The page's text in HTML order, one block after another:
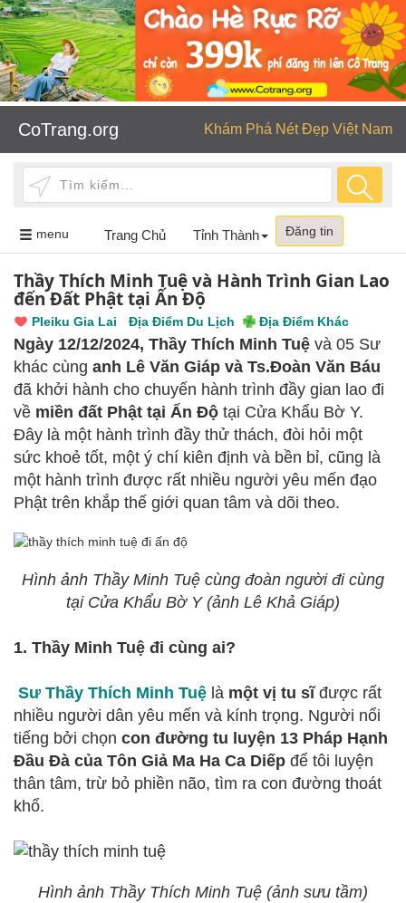
CoTrang.org Khám Phá Nét Đẹp Việt Nam
menu Toggle
navigation
Trang Chủ Tỉnh Thành Đăng tin
Thầy Thích Minh Tuệ và Hành Trình Gian Lao
đến Đất Phật tại Ấn Độ
Pleiku Gia Lai Địa Điểm Du Lịch Địa Điểm Khác
Ngày 12/12/2024, Thầy Thích Minh Tuệ và 05 Sư
khác cùng anh Lê Văn Giáp và Ts.Đoàn Văn Báu
đã khởi hành cho chuyến hành trình đầy gian lao đi
về miền đất Phật tại Ấn Độ tại Cửa Khẩu Bờ Y.
Đây là một hành trình đầy thử thách, đòi hỏi một
sức khoẻ tốt, một ý chí kiên định và bền bỉ, cũng là
một hành trình được rất nhiều người yêu mến đạo
Phật trên khắp thế giới quan tâm và dõi theo.
Hình ảnh Thầy Minh Tuệ cùng đoàn người đi cùng
tại Cửa Khẩu Bờ Y (ảnh Lê Khả Giáp)
1. Thầy Minh Tuệ đi cùng ai?
Sư Thầy Thích Minh Tuệ là một vị tu sĩ được rất
nhiều người dân yêu mến và kính trọng. Người nổi
tiếng bởi chọn con đường tu luyện 13 Pháp Hạnh
Đầu Đà của Tôn Giả Ma Ha Ca Diếp để tôi luyện
thân tâm, trừ bỏ phiền não, tìm ra con đường thoát
khổ.
Hình ảnh Thầy Thích Minh Tuệ (ảnh sưu tầm)